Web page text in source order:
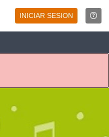
INICIAR SESION